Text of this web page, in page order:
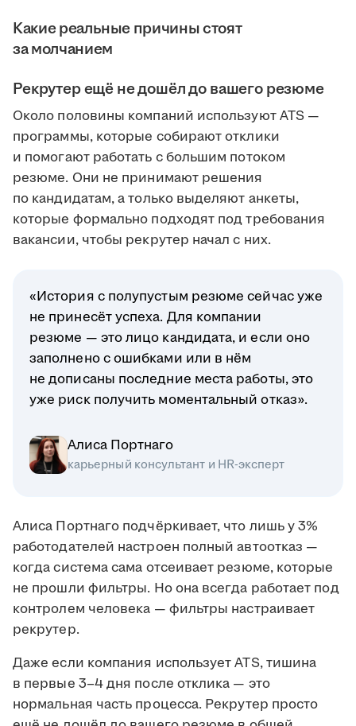
Какие реальные причины стоят
за молчанием
Рекрутер ещё не дошёл до вашего резюме
Около половины компаний используют ATS —
программы, которые собирают отклики
и помогают работать с большим потоком
резюме. Они не принимают решения
по кандидатам, а только выделяют анкеты,
которые формально подходят под требования
вакансии, чтобы рекрутер начал с них.
«История с полупустым резюме сейчас уже
не принесёт успеха. Для компании
резюме — это лицо кандидата, и если оно
заполнено с ошибками или в нём
не дописаны последние места работы, это
уже риск получить моментальный отказ».
Алиса Портнаго
карьерный консультант и HR-эксперт
Алиса Портнаго подчёркивает, что лишь у 3%
работодателей настроен полный автоотказ —
когда система сама отсеивает резюме, которые
не прошли фильтры. Но она всегда работает под
контролем человека — фильтры настраивает
рекрутер.
Даже если компания использует ATS, тишина
в первые 3–4 дня после отклика — это
нормальная часть процесса. Рекрутер просто